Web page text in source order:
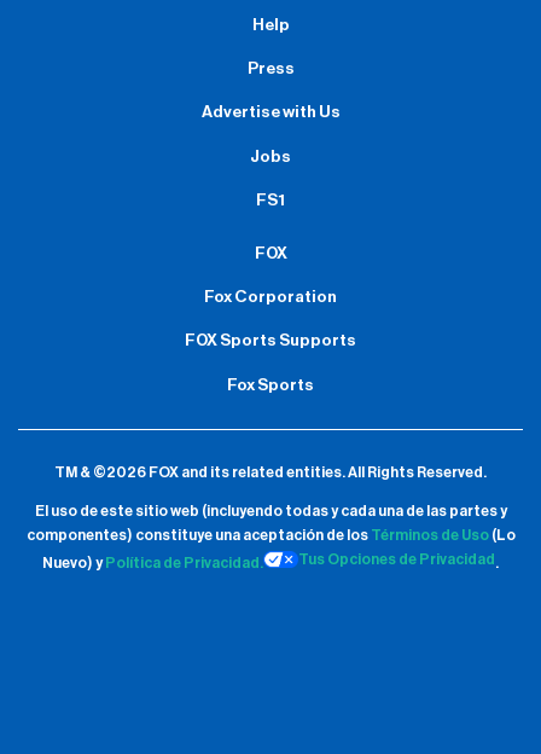
Help
Press
Advertise with Us
Jobs
FS1
FOX
Fox Corporation
FOX Sports Supports
Fox Sports
TM & ©2026 FOX and its related entities.All Rights Reserved.
El uso de este sitio web (incluyendo todas y cada una de las partes y
componentes) constituye una aceptación de los Términos de Uso(Lo
Nuevo) y Política de Privacidad. Tus Opciones de Privacidad .